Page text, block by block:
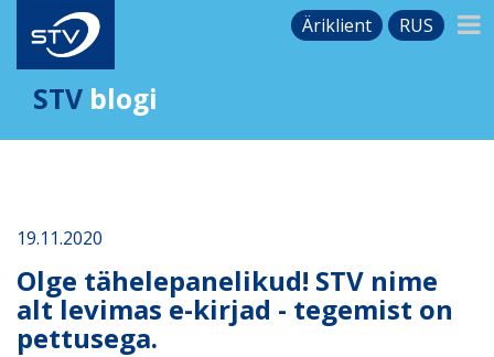
Äriklient RUS
STV blogi
19.11.2020
Olge tähelepanelikud! STV nime
alt levimas e-kirjad - tegemist on
pettusega.